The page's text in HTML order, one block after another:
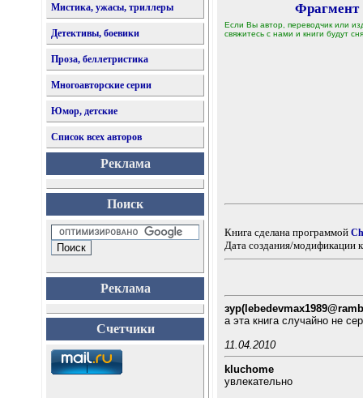
Мистика, ужасы, триллеры
Детективы, боевики
Проза, беллетристика
Многоавторские серии
Юмор, детские
Список всех авторов
Реклама
Поиск
Реклама
Счетчики
Фрагмент
Если Вы автор, переводчик или
свяжитесь с нами и книги будут
Книга сделана программой
Дата создания/модификации
а эта книга случайно не
11.04.2010
kluchome
увлекательно